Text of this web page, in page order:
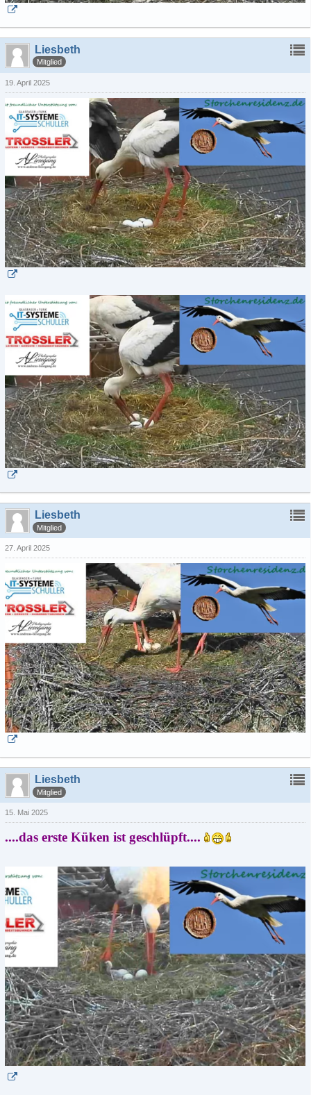
Liesbeth
Mitglied
19. April 2025
Liesbeth
Mitglied
27. April 2025
Liesbeth
Mitglied
15. Mai 2025
....das erste Küken ist geschlüpft....